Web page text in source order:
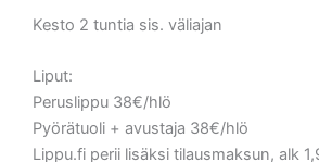
Kesto 2 tuntia sis. väliajan
Liput:
Peruslippu 38€/hlö
Pyörätuoli + avustaja 38€/hlö
Lippu.fi perii lisäksi tilausmaksun, alk